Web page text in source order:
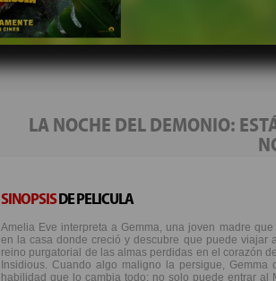
LA NOCHE DEL DEMONIO:
SINOPSISDE PELICULA
Amelia Eve interpreta a Gemma, una joven madre
en la casa donde creció y descubre que puede viajar
reino purgatorial de las almas perdidas en el corazón
Insidious. Cuando algo maligno la persigue, Gemma
habilidad que lo cambia todo: no solo puede entrar al